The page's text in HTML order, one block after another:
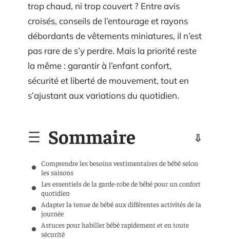
trop chaud, ni trop couvert ? Entre avis
croisés, conseils de l’entourage et rayons
débordants de vêtements miniatures, il n’est
pas rare de s’y perdre. Mais la priorité reste
la même : garantir à l’enfant confort,
sécurité et liberté de mouvement, tout en
s’ajustant aux variations du quotidien.
Sommaire
Comprendre les besoins vestimentaires de bébé selon
les saisons
Les essentiels de la garde-robe de bébé pour un confort
quotidien
Adapter la tenue de bébé aux différentes activités de la
journée
Astuces pour habiller bébé rapidement et en toute
sécurité